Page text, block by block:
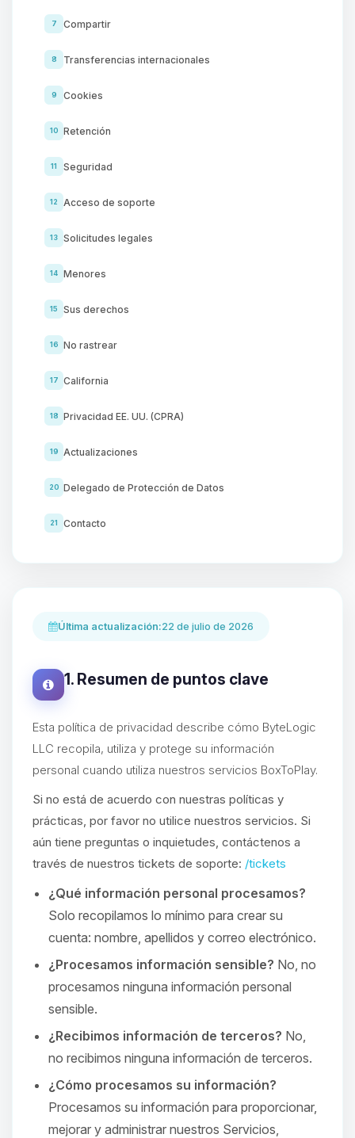
7 Compartir
8 Transferencias internacionales
9 Cookies
10 Retención
11 Seguridad
12 Acceso de soporte
13 Solicitudes legales
14 Menores
15 Sus derechos
16 No rastrear
17 California
18 Privacidad EE. UU. (CPRA)
19 Actualizaciones
20 Delegado de Protección de Datos
21 Contacto
Última actualización:22 de julio de 2026
1. Resumen de puntos clave
Esta política de privacidad describe cómo ByteLogic
LLC recopila, utiliza y protege su información
personal cuando utiliza nuestros servicios BoxToPlay.
Si no está de acuerdo con nuestras políticas y
prácticas, por favor no utilice nuestros servicios. Si
aún tiene preguntas o inquietudes, contáctenos a
través de nuestros tickets de soporte: /tickets
¿Qué información personal procesamos?
Solo recopilamos lo mínimo para crear su
cuenta: nombre, apellidos y correo electrónico.
¿Procesamos información sensible? No, no
procesamos ninguna información personal
sensible.
¿Recibimos información de terceros? No,
no recibimos ninguna información de terceros.
¿Cómo procesamos su información?
Procesamos su información para proporcionar,
mejorar y administrar nuestros Servicios,